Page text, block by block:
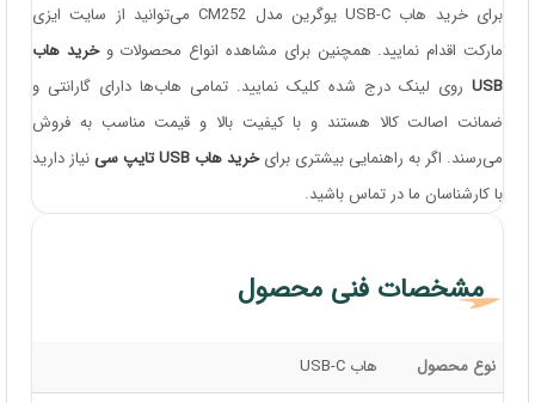
برای خرید هاب USB-C یوگرین مدل CM252 می‌توانید از سایت ایزی
مارکت اقدام نمایید. همچنین برای مشاهده انواع محصولات وخرید هاب
USB روی لینک درج شده کلیک نمایید. تمامی هاب‌ها دارای گارانتی و
ضمانت اصالت کالا هستند و با کیفیت بالا و قیمت مناسب به فروش
می‌رسند. اگر به راهنمایی بیشتری برایخرید هاب USB تایپ سی
نیاز دارید
با کارشناسان ما در تماس باشید.
مشخصات فنی محصول
نوع محصول هاب USB-C